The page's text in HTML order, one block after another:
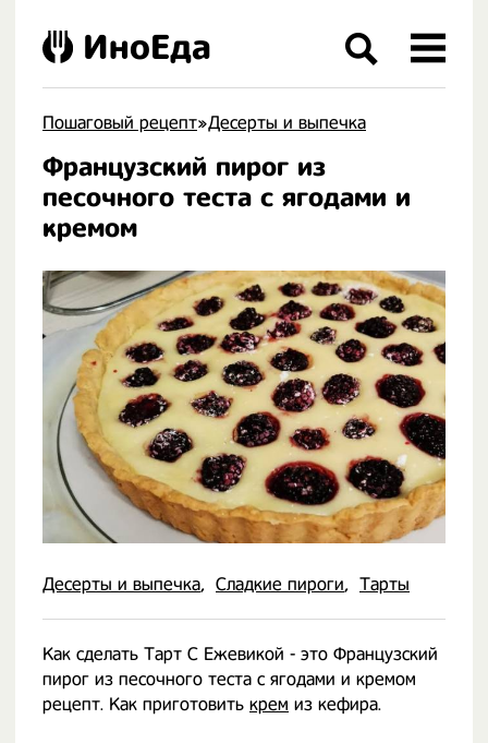
Пошаговый рецепт»Десерты и выпечка
Французский пирог из
песочного теста с ягодами и
кремом
Десерты и выпечка Сладкие пироги Тарты
Как сделать Тарт С Ежевикой - это Французский
пирог из песочного теста с ягодами и кремом
рецепт. Как приготовить крем из кефира.
ИноЕда